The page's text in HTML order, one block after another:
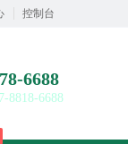
控制台
6688
8818-6688